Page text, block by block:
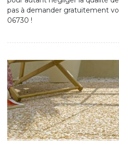
pas à demander gratuitement
06730 !